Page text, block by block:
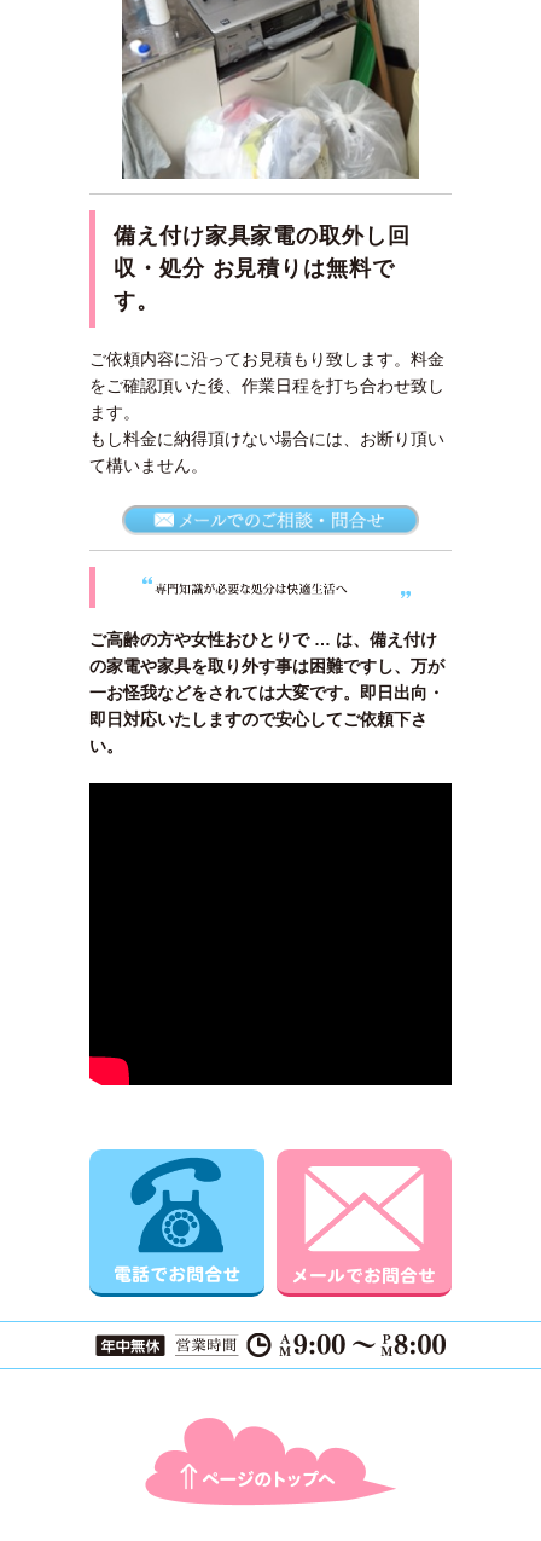
備え付け家具家電の取外し回
収・処分 お見積りは無料で
す。
ご依頼内容に沿ってお見積もり致します。料金
をご確認頂いた後、作業日程を打ち合わせ致し
ます。
もし料金に納得頂けない場合には、お断り頂い
て構いません。
ご高齢の方や女性おひとりで … は、備え付け
の家電や家具を取り外す事は困難ですし、万が
一お怪我などをされては大変です。即日出向・
即日対応いたしますので安心してご依頼下さ
い。
電話でお問合せ